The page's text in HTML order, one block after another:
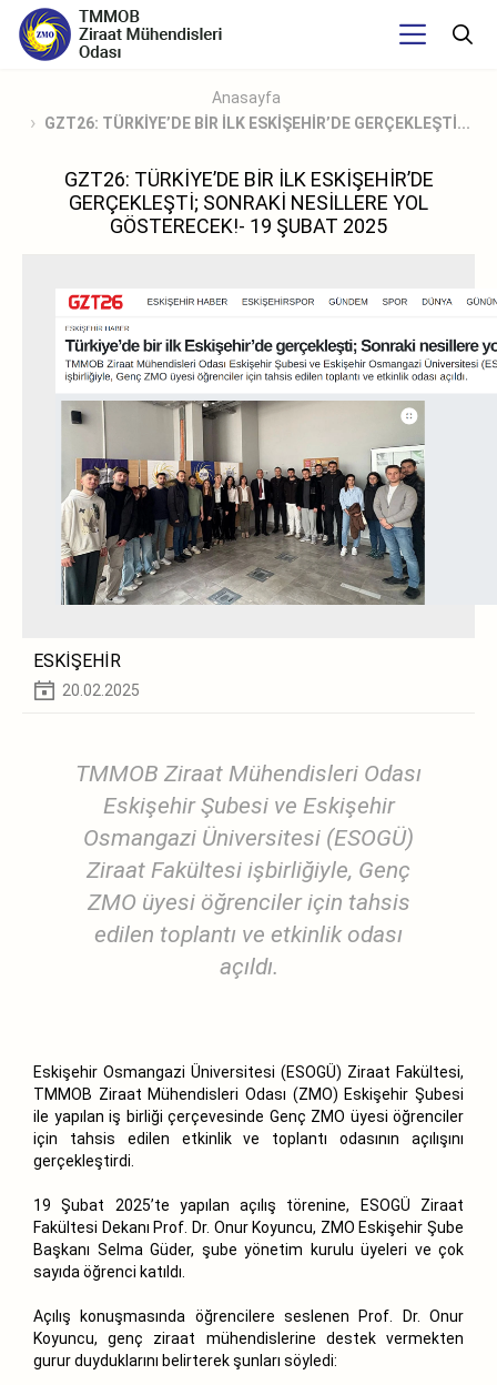
Anasayfa
GZT26: TÜRKİYE’DE BİR İLK ESKİŞEHİR’DE GERÇEKLEŞTİ...
GZT26: TÜRKİYE’DE BİR İLK ESKİŞEHİR’DE
GERÇEKLEŞTİ; SONRAKİ NESİLLERE YOL
GÖSTERECEK!- 19 ŞUBAT 2025
ESKİŞEHİR
20.02.2025
TMMOB Ziraat Mühendisleri Odası
Eskişehir Şubesi ve Eskişehir
Osmangazi Üniversitesi (ESOGÜ)
Ziraat Fakültesi işbirliğiyle, Genç
ZMO üyesi öğrenciler için tahsis
edilen toplantı ve etkinlik odası
açıldı.
Eskişehir Osmangazi Üniversitesi (ESOGÜ) Ziraat Fakültesi,
TMMOB Ziraat Mühendisleri Odası (ZMO) Eskişehir Şubesi
ile yapılan iş birliği çerçevesinde Genç ZMO üyesi öğrenciler
için tahsis edilen etkinlik ve toplantı odasının açılışını
gerçekleştirdi.
19 Şubat 2025’te yapılan açılış törenine, ESOGÜ Ziraat
Fakültesi Dekanı Prof. Dr. Onur Koyuncu, ZMO Eskişehir Şube
Başkanı Selma Güder, şube yönetim kurulu üyeleri ve çok
sayıda öğrenci katıldı.
Açılış konuşmasında öğrencilere seslenen Prof. Dr. Onur
Koyuncu, genç ziraat mühendislerine destek vermekten
gurur duyduklarını belirterek şunları söyledi: